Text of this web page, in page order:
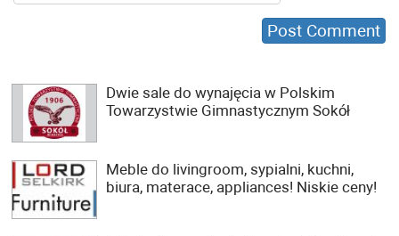
Dwie sale do wynajęcia w Polskim
Towarzystwie Gimnastycznym Sokół
Meble do livingroom, sypialni, kuchni,
biura, materace, appliances! Niskie ceny!